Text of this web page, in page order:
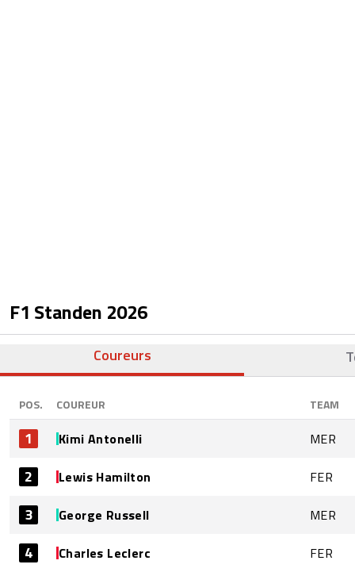
F1 Standen 2026
Coureurs
POS. COUREUR TEAM
1 Kimi Antonelli MER
2 Lewis Hamilton FER
3 George Russell MER
4 Charles Leclerc FER